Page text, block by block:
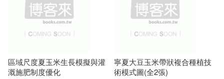
區域尺度夏玉米生長模擬與灌
溉施肥制度優化
寧夏大豆玉米帶狀複合種植技
術模式圖(全2張)